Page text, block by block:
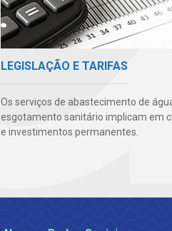
LEGISLAÇÃO E TARIFAS
Os serviços de abastecimento de
esgotamento sanitário implicam em
e investimentos permanentes.